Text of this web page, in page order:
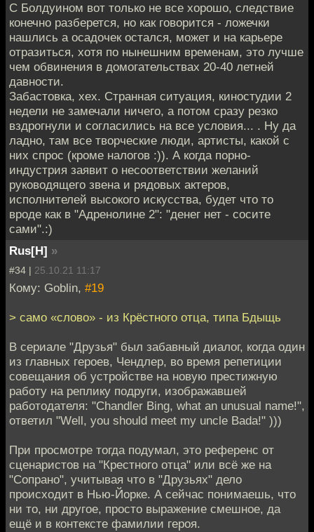
С Болдуином вот только не все хорошо, следствие
конечно разберется, но как говорится - ложечки
нашлись а осадочек остался, может и на карьере
отразиться, хотя по нынешним временам, это лучше
чем обвинения в домогательствах 20-40 летней
давности.
Забастовка, хех. Странная ситуация, киностудии 2
недели не замечали ничего, а потом сразу резко
вздрогнули и согласились на все условия... . Ну да
ладно, там все творческие люди, артисты, какой с
них спрос (кроме налогов :)). А когда порно-
индустрия заявит о несоответствии желаний
руководящего звена и рядовых актеров,
исполнителей высокого искусства, будет что то
вроде как в "Адренолине 2": "денег нет - сосите
сами".:)
Rus[H] »
#34 | 25.10.21 11:17
Кому: Goblin, #19
> само «слово» - из Крёстного отца, типа Бдыщь
В сериале "Друзья" был забавный диалог, когда один
из главных героев, Чендлер, во время репетиции
совещания об устройстве на новую престижную
работу на реплику подруги, изображавшей
работодателя: "Chandler Bing, what an unusual name!",
ответил "Well, you should meet my uncle Bada!" )))
При просмотре тогда подумал, это референс от
сценаристов на "Крестного отца" или всё же на
"Сопрано", учитывая что в "Друзьях" дело
происходит в Нью-Йорке. А сейчас понимаешь, что
ни то, ни другое, просто выражение смешное, да
ещё и в контексте фамилии героя.